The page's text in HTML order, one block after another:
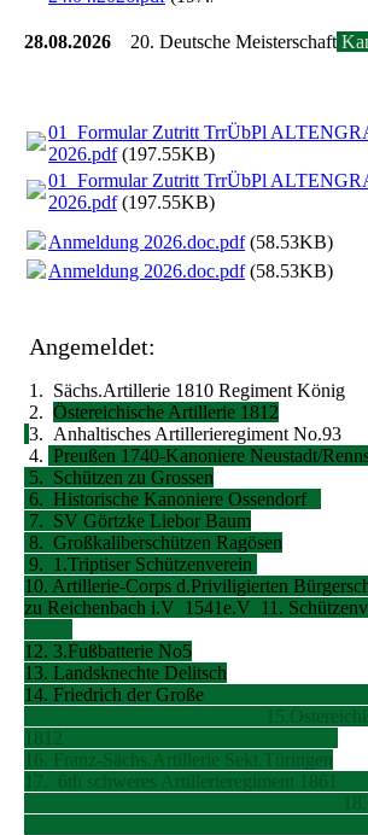
28.08.2026 20. Deutsche Meisterschaft
01_Formular Zutritt TrrÜbPl
2026.pdf(197.55KB)
01_Formular Zutritt TrrÜbPl
2026.pdf(197.55KB)
Anmeldung 2026.doc.pdf(58.53KB)
Anmeldung 2026.doc.pdf(58.53KB)
Angemeldet:
1. Sächs.Artillerie 1810
2. Östereichische Artillerie 1812
3. Anhaltisches Artillerieregiment No.93
4. Preußen 1740-Kanoniere Neustadt/
5. Schützen zu Grossen
6. Historische Kanoniere Ossendorf
7. SV Görtzke Liebor Baum
8. Großkaliberschützen Ragösen
9. 1.Triptiser Schützenverein
10. Artillerie-Corps d.Priviligierten
zu Reichenbach i.V 1541e.V 11.
12. 3.Fußbatterie No5
13. Landsknechte Delitsch
14. Friedrich der Große
15.Östereichische
1812
16. Franz-Sächs.Artillerie Sekt.Türingen
17.
6th schweres
18.